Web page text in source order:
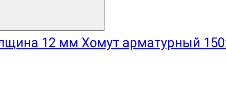
Хомут арматурный